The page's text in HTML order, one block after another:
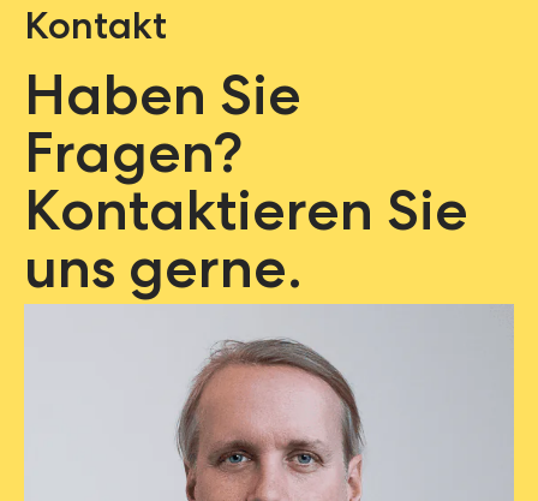
Kontakt
Haben Sie
Fragen?
Kontaktieren Sie
uns gerne.